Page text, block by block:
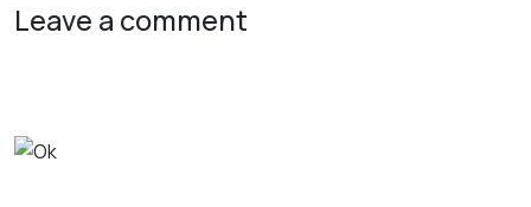
Leave a comment